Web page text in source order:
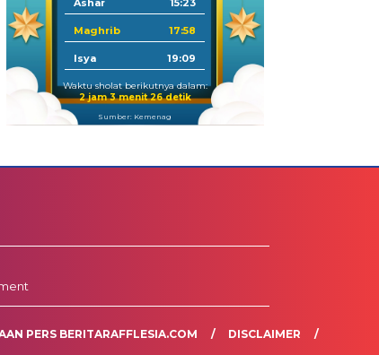
Maghrib 17:58
Isya 19:09
Waktu sholat berikutnya dalam:
2 jam 3 menit 25 detik
Sumber: Kemenag
PERS BERITARAFFLESIA.COM DISCLAIMER